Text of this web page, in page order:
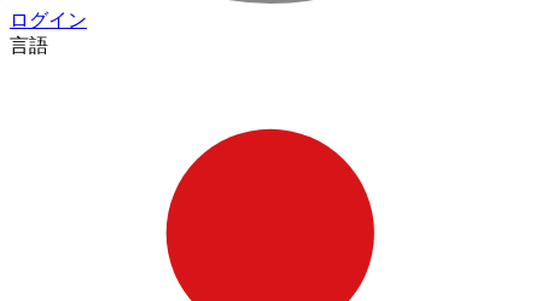
ログイン
言語